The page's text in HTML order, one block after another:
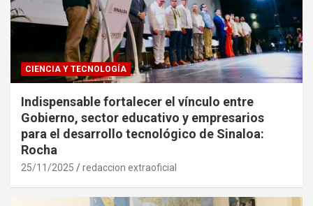
CIENCIA Y TECNOLOGÍA
Indispensable fortalecer el vínculo entre
Gobierno, sector educativo y empresarios
para el desarrollo tecnológico de Sinaloa:
Rocha
25/11/2025 redaccion extraoficial